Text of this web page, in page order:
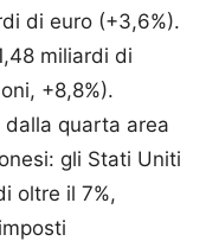
di euro (+3,6%).
miliardi di
+8,8%).
dalla quarta area
gli Stati Uniti
oltre il 7%,